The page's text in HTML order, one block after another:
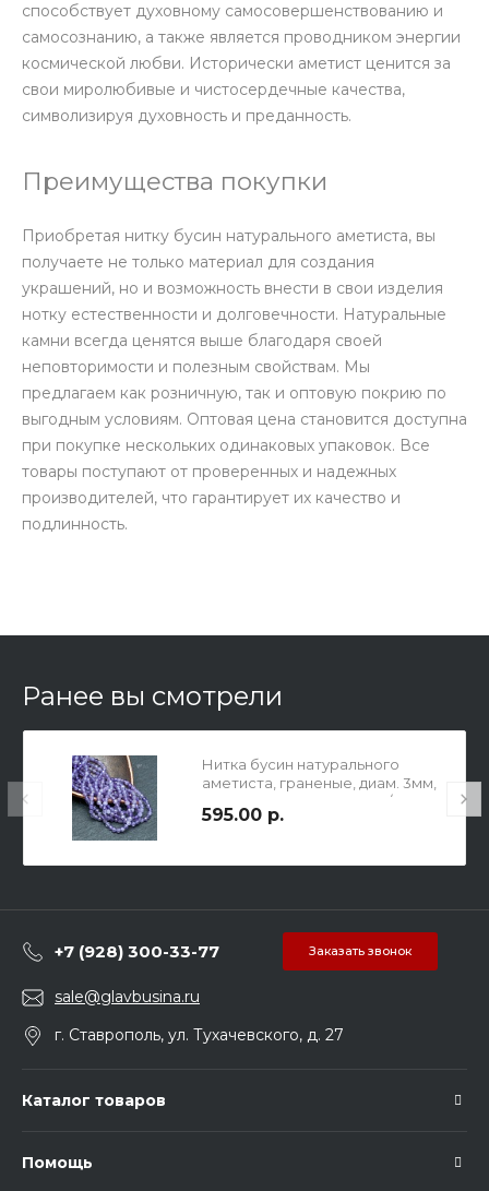
способствует духовному самосовершенствованию и
самосознанию, а также является проводником энергии
космической любви. Исторически аметист ценится за
свои миролюбивые и чистосердечные качества,
символизируя духовность и преданность.
Преимущества покупки
Приобретая нитку бусин натурального аметиста, вы
получаете не только материал для создания
украшений, но и возможность внести в свои изделия
нотку естественности и долговечности. Натуральные
камни всегда ценятся выше благодаря своей
неповторимости и полезным свойствам. Мы
предлагаем как розничную, так и оптовую покрию по
выгодным условиям. Оптовая цена становится доступна
при покупке нескольких одинаковых упаковок. Все
товары поступают от проверенных и надежных
производителей, что гарантирует их качество и
подлинность.
Ранее вы смотрели
Нитка бусин натурального
аметиста, граненые, диам. 3мм,
отв-е 0,5мм, длина 38 см / 145
бусин.
595.00 р.
+7 (928) 300-33-77 Заказать звонок
sale@glavbusina.ru
г. Ставрополь, ул. Тухачевского, д. 27
Каталог товаров
Помощь